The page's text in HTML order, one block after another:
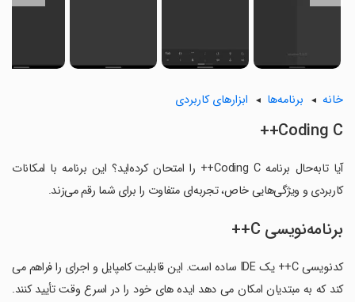
خانه برنامه‌ها ابزارهای کاربردی
Coding C++
آیا تابه‌حال برنامه Coding C++ را امتحان کرده‌اید؟ این برنامه با امکانات
کاربردی و ویژگی‌هایی خاص، تجربه‌ای متفاوت را برای شما رقم می‌زند.
برنامه‌نویسی C++
کدنویسی C++ یک IDE ساده است. این قابلیت کامپایل و اجرای را فراهم می
کند که به مبتدیان امکان می دهد ایده های خود را در اسرع وقت تأیید کنند.